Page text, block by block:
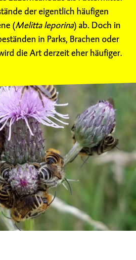
der eigentlich häufigen
(Melitta leporina) ab. Doch in
in Parks, Brachen oder
die Art derzeit eher häufiger.